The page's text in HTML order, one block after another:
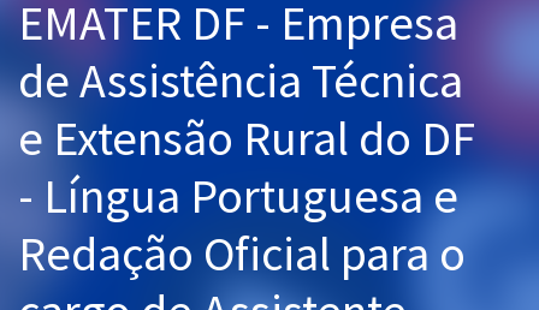
Pós
Graduação
OAB
Mentorias
Questões grátis
Conteúdo gratuito
EMATER DF - Empresa
de Assistência Técnica
e Extensão Rural do DF
- Língua Portuguesa e
Redação Oficial para o